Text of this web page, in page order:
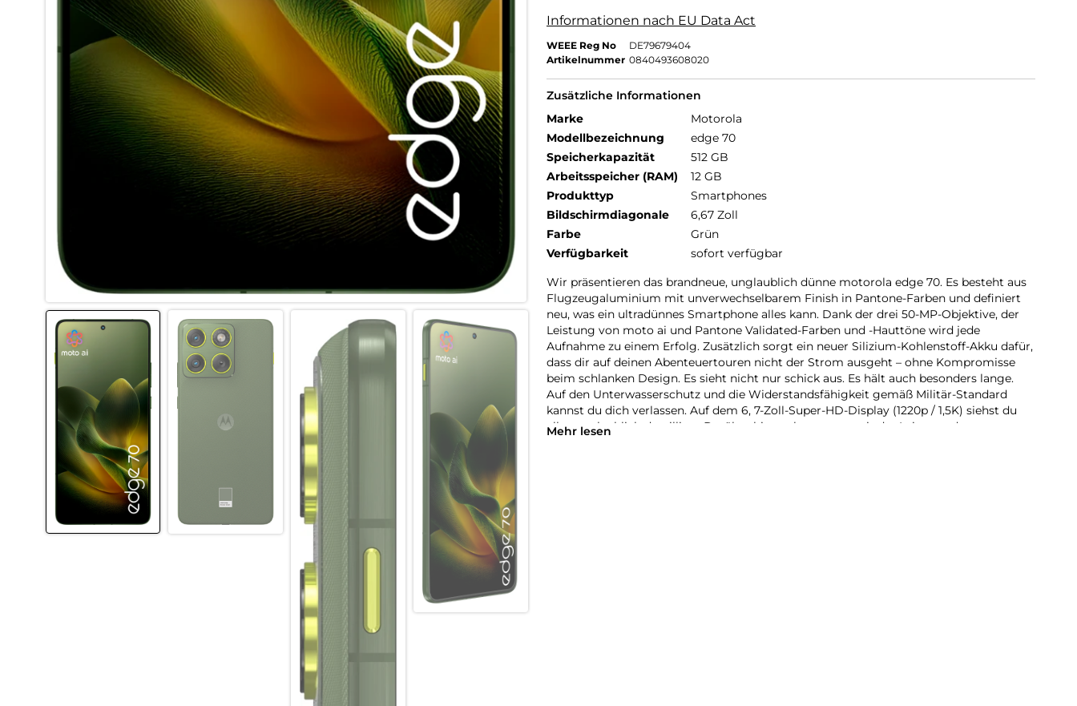
Informationen nach EU Data Act
WEEE Reg No
DE79679404
Artikelnummer 0840493608020
Zusätzliche Informationen
Marke
Motorola
Modellbezeichnung
edge 70
Speicherkapazität
512 GB
Arbeitsspeicher (RAM)
12 GB
Produkttyp
Smartphones
Bildschirmdiagonale
6,67 Zoll
Farbe
Grün
Verfügbarkeit
sofort verfügbar
Wir präsentieren das brandneue, unglaublich dünne motorola edge 70. Es besteht aus
Flugzeugaluminium mit unverwechselbarem Finish in Pantone-Farben und definiert
neu, was ein ultradünnes Smartphone alles kann. Dank der drei 50-MP-Objektive, der
Leistung von moto ai und Pantone Validated-Farben und -Hauttöne wird jede
Aufnahme zu einem Erfolg. Zusätzlich sorgt ein neuer Silizium-Kohlenstoff-Akku dafür,
dass dir auf deinen Abenteuertouren nicht der Strom ausgeht – ohne Kompromisse
beim schlanken Design. Es sieht nicht nur schick aus. Es hält auch besonders lange.
Auf den Unterwasserschutz und die Widerstandsfähigkeit gemäß Militär-Standard
kannst du dich verlassen. Auf dem 6, 7-Zoll-Super-HD-Display (1220p / 1,5K) siehst du
alles unglaublich detailliert. Darüber hinaus kommt es mit der Leistung der
Mehr lesen